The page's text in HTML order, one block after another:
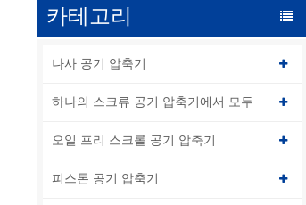
카테고리
나사 공기 압축기
하나의 스크류 공기 압축기에서 모두
오일 프리 스크롤 공기 압축기
피스톤 공기 압축기